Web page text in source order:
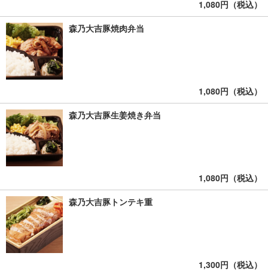
1,080円（税込）
森乃大吉豚焼肉弁当
1,080円（税込）
森乃大吉豚生姜焼き弁当
1,080円（税込）
森乃大吉豚トンテキ重
1,300円（税込）